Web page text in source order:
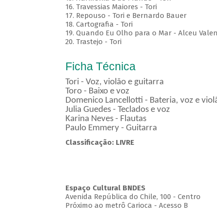
16. Travessias Maiores - Tori
17. Repouso - Tori e Bernardo Bauer
⁠18. Cartografia - Tori
19. Quando Eu Olho para o Mar - Alceu
20. Trastejo - Tori
Ficha Técnica
Tori - Voz, violão e guitarra
Toro - Baixo e voz
Domenico Lancellotti - Bateria, voz e
Julia Guedes - Teclados e voz
Karina Neves - Flautas
Paulo Emmery - Guitarra
Classificação: LIVRE
Espaço Cultural BNDES
Avenida República do Chile, 100 - Centro
Próximo ao metrô Carioca - Acesso B